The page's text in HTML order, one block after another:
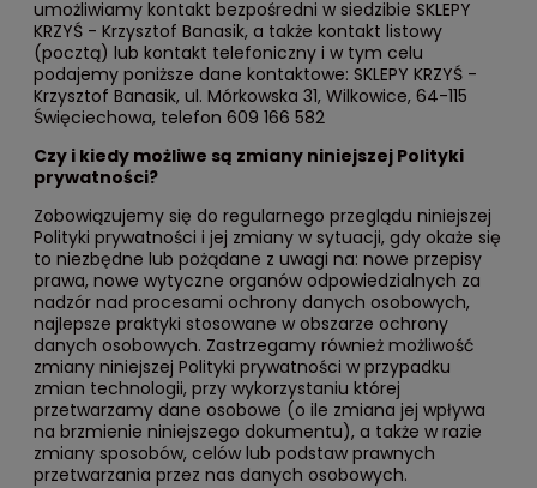
umożliwiamy kontakt bezpośredni w siedzibie SKLEPY
KRZYŚ - Krzysztof Banasik, a także kontakt listowy
(pocztą) lub kontakt telefoniczny i w tym celu
podajemy poniższe dane kontaktowe: SKLEPY KRZYŚ -
Krzysztof Banasik, ul. Mórkowska 31, Wilkowice, 64-115
Święciechowa, telefon 609 166 582
Czy i kiedy możliwe są zmiany niniejszej Polityki
prywatności?
Zobowiązujemy się do regularnego przeglądu niniejszej
Polityki prywatności i jej zmiany w sytuacji, gdy okaże się
to niezbędne lub pożądane z uwagi na: nowe przepisy
prawa, nowe wytyczne organów odpowiedzialnych za
nadzór nad procesami ochrony danych osobowych,
najlepsze praktyki stosowane w obszarze ochrony
danych osobowych. Zastrzegamy również możliwość
zmiany niniejszej Polityki prywatności w przypadku
zmian technologii, przy wykorzystaniu której
przetwarzamy dane osobowe (o ile zmiana jej wpływa
na brzmienie niniejszego dokumentu), a także w razie
zmiany sposobów, celów lub podstaw prawnych
przetwarzania przez nas danych osobowych.